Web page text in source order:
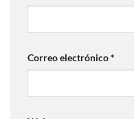
Correo electrónico*